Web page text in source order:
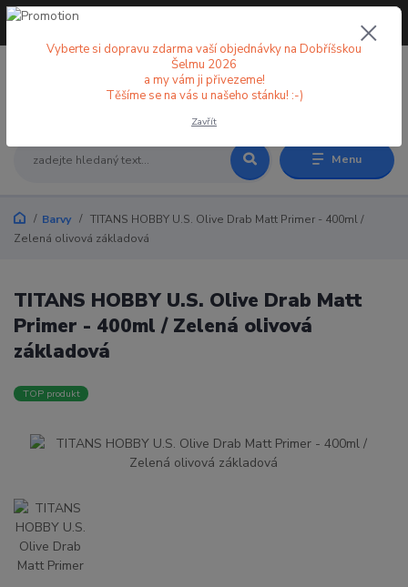
Menu
+420 773 998 582
Barvy
TITANS HOBBY U.S. Olive Drab Matt Primer - 400ml /
Zelená olivová základová
TITANS HOBBY U.S. Olive Drab Matt
Primer - 400ml / Zelená olivová
základová
TOP produkt
Vyberte si dopravu zdarma vaší objednávky na Dobříšskou
Šelmu 2026
a my vám ji přivezeme!
Těšíme se na vás u našeho stánku! :-)
Zavřít